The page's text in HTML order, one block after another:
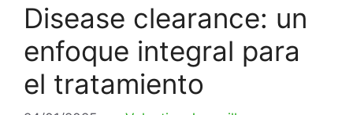
Disease clearance: un
enfoque integral para
el tratamiento